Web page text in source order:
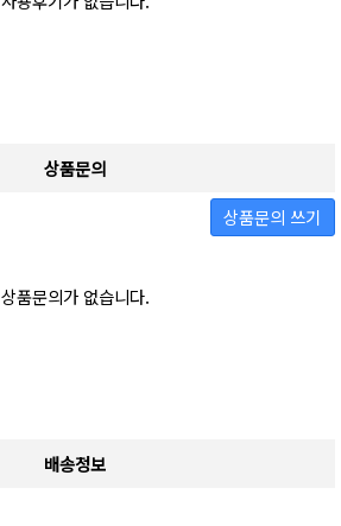
상품문의
상품문의 쓰기
상품문의가 없습니다.
배송정보